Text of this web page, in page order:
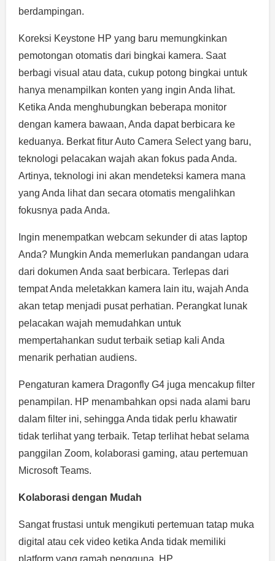
berdampingan.
Koreksi Keystone HP yang baru memungkinkan
pemotongan otomatis dari bingkai kamera. Saat
berbagi visual atau data, cukup potong bingkai untuk
hanya menampilkan konten yang ingin Anda lihat.
Ketika Anda menghubungkan beberapa monitor
dengan kamera bawaan, Anda dapat berbicara ke
keduanya. Berkat fitur Auto Camera Select yang baru,
teknologi pelacakan wajah akan fokus pada Anda.
Artinya, teknologi ini akan mendeteksi kamera mana
yang Anda lihat dan secara otomatis mengalihkan
fokusnya pada Anda.
Ingin menempatkan webcam sekunder di atas laptop
Anda? Mungkin Anda memerlukan pandangan udara
dari dokumen Anda saat berbicara. Terlepas dari
tempat Anda meletakkan kamera lain itu, wajah Anda
akan tetap menjadi pusat perhatian. Perangkat lunak
pelacakan wajah memudahkan untuk
mempertahankan sudut terbaik setiap kali Anda
menarik perhatian audiens.
Pengaturan kamera Dragonfly G4 juga mencakup filter
penampilan. HP menambahkan opsi nada alami baru
dalam filter ini, sehingga Anda tidak perlu khawatir
tidak terlihat yang terbaik. Tetap terlihat hebat selama
panggilan Zoom, kolaborasi gaming, atau pertemuan
Microsoft Teams.
Kolaborasi dengan Mudah
Sangat frustasi untuk mengikuti pertemuan tatap muka
digital atau cek video ketika Anda tidak memiliki
platform yang ramah pengguna. HP